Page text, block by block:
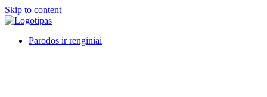
Skip to content
Parodos ir renginiai